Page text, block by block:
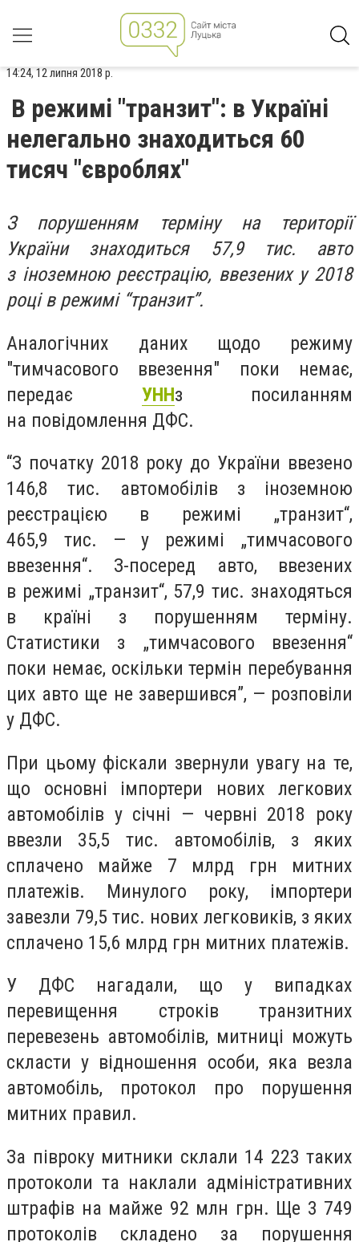
14:24, 12 липня 2018 р.
В режимі "транзит": в Україні
нелегально знаходиться 60
тисяч "євроблях"
З порушенням терміну на території
України знаходиться 57,9 тис. авто
з іноземною реєстрацію, ввезених у 2018
році в режимі “транзит”.
Аналогічних даних щодо режиму
"тимчасового ввезення" поки немає,
передає УННз посиланням
на повідомлення ДФС.
“З початку 2018 року до України ввезено
146,8 тис. автомобілів з іноземною
реєстрацією в режимі „транзит“,
465,9 тис. — у режимі „тимчасового
ввезення“. З-посеред авто, ввезених
в режимі „транзит“, 57,9 тис. знаходяться
в країні з порушенням терміну.
Статистики з „тимчасового ввезення“
поки немає, оскільки термін перебування
цих авто ще не завершився”, — розповіли
у ДФС.
При цьому фіскали звернули увагу на те,
що основні імпортери нових легкових
автомобілів у січні — червні 2018 року
ввезли 35,5 тис. автомобілів, з яких
сплачено майже 7 млрд грн митних
платежів. Минулого року, імпортери
завезли 79,5 тис. нових легковиків, з яких
сплачено 15,6 млрд грн митних платежів.
У ДФС нагадали, що у випадках
перевищення строків транзитних
перевезень автомобілів, митниці можуть
скласти у відношення особи, яка везла
автомобіль, протокол про порушення
митних правил.
За півроку митники склали 14 223 таких
протоколи та наклали адміністративних
штрафів на майже 92 млн грн. Ще 3 749
протоколів складено за порушення